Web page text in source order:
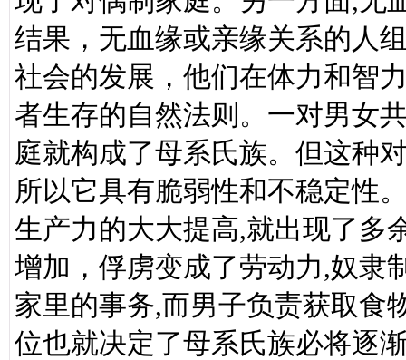
结果，无血缘或亲缘关系的人
社会的发展，他们在体力和智
者生存的自然法则。一对男女
庭就构成了母系氏族。但这种
所以它具有脆弱性和不稳定性
生产力的大大提高,就出现了多
增加，俘虏变成了劳动力,奴隶
家里的事务,而男子负责获取食
位也就决定了母系氏族必将逐